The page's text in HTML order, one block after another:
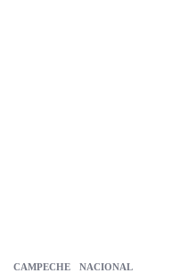
CAMPECHE NACIONAL